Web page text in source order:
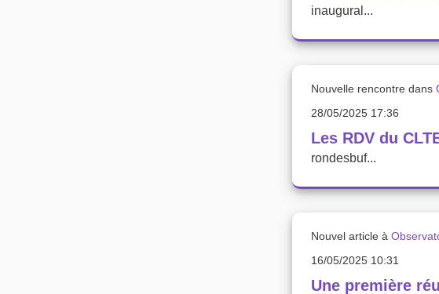
inaugural...
Nouvelle rencontre dans
28/05/2025 17:36
Les RDV du
rondesbuf...
Nouvel article à
16/05/2025 10:31
Une première